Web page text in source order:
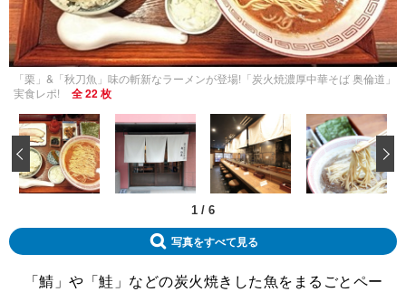
「栗」&「秋刀魚」味の斬新なラーメンが登場!「炭火焼濃厚中華そば 奥倫道」
実食レポ!
全 22 枚
1 / 6
‹
写真をすべて見る
「鯖」や「鮭」などの炭火焼きした魚をまるごとペー